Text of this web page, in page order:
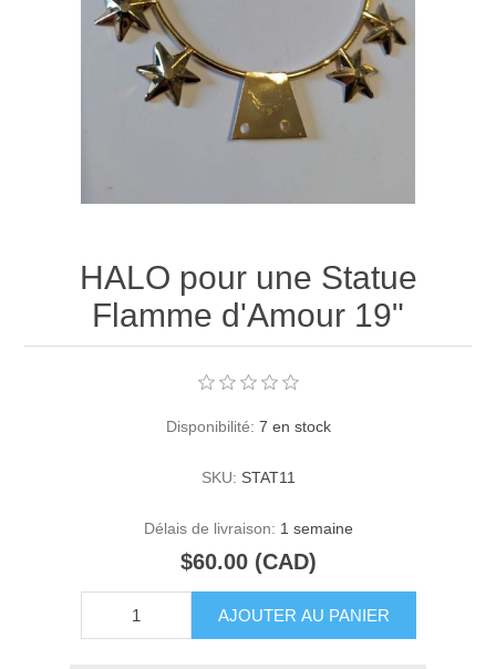
HALO pour une Statue
Flamme d'Amour 19"
Disponibilité: 7 en stock
SKU: STAT11
Délais de livraison: 1 semaine
$60.00 (CAD)
AJOUTER AU PANIER